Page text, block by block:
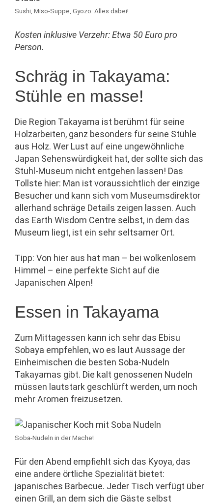
Sushi, Miso-Suppe, Gyozo: Alles dabei!
Kosten inklusive Verzehr: Etwa 50 Euro pro
Person.
Schräg in Takayama:
Stühle en masse!
Die Region Takayama ist berühmt für seine
Holzarbeiten, ganz besonders für seine Stühle
aus Holz. Wer Lust auf eine ungewöhnliche
Japan Sehenswürdigkeit hat, der sollte sich das
Stuhl-Museum nicht entgehen lassen! Das
Tollste hier: Man ist voraussichtlich der einzige
Besucher und kann sich vom Museumsdirektor
allerhand schräge Details zeigen lassen. Auch
das Earth Wisdom Centre selbst, in dem das
Museum liegt, ist ein sehr seltsamer Ort.
Tipp: Von hier aus hat man – bei wolkenlosem
Himmel – eine perfekte Sicht auf die
Japanischen Alpen!
Essen in Takayama
Zum Mittagessen kann ich sehr das Ebisu
Sobaya empfehlen, wo es laut Aussage der
Einheimischen die besten Soba-Nudeln
Takayamas gibt. Die kalt genossenen Nudeln
müssen lautstark geschlürft werden, um noch
mehr Aromen freizusetzen.
Soba-Nudeln in der Mache!
Für den Abend empfiehlt sich das Kyoya, das
eine andere örtliche Spezialität bietet:
japanisches Barbecue. Jeder Tisch verfügt über
einen Grill, an dem sich die Gäste selbst